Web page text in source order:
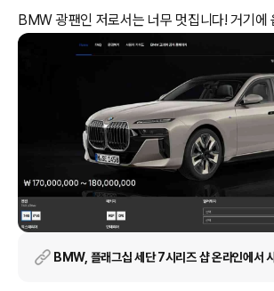
BMW 광팬인 저로서는 너무 멋집니다! 거기에